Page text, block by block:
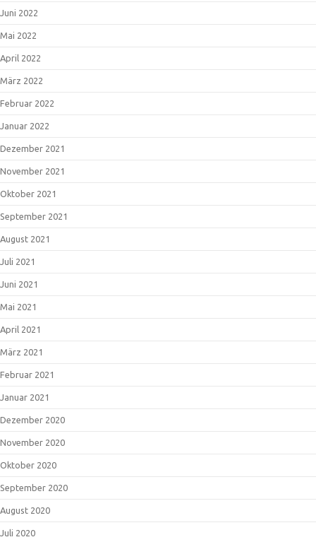
Juni 2022
Mai 2022
April 2022
März 2022
Februar 2022
Januar 2022
Dezember 2021
November 2021
Oktober 2021
September 2021
August 2021
Juli 2021
Juni 2021
Mai 2021
April 2021
März 2021
Februar 2021
Januar 2021
Dezember 2020
November 2020
Oktober 2020
September 2020
August 2020
Juli 2020